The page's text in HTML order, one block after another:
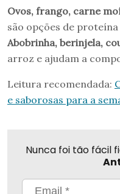
Ovos, frango, carne
são opções de
Abobrinha, berinjela,
arroz e ajudam a
Leitura recomendada:
e saborosas para a
Nunca foi tão fácil